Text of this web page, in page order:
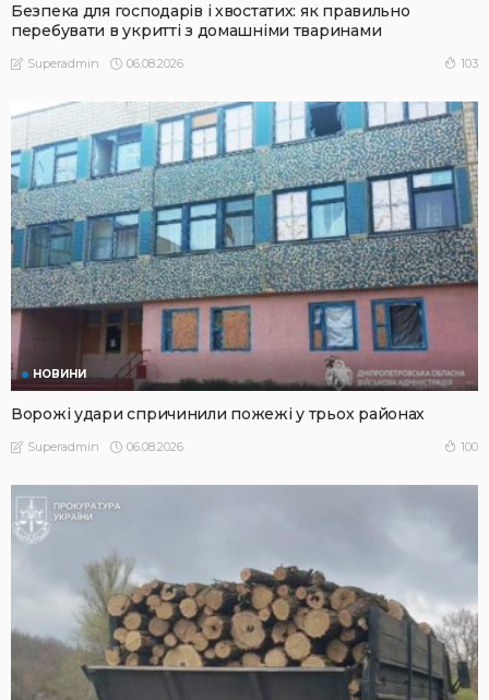
Безпека для господарів і хвостатих: як правильно
перебувати в укритті з домашніми тваринами
Superadmin 06.08.2026 103
НОВИНИ
Ворожі удари спричинили пожежі у трьох районах
Superadmin 06.08.2026 100